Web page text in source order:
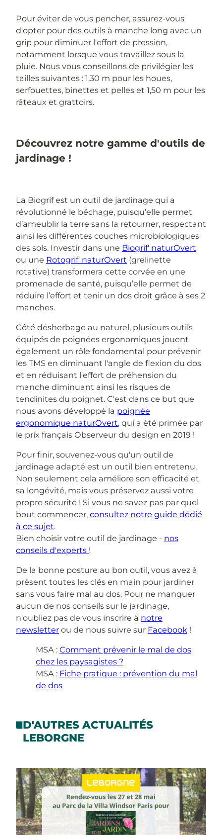
Pour éviter de vous pencher, assurez-vous
d'opter pour des outils à manche long avec un
grip pour diminuer l'effort de pression,
notamment lorsque vous travaillez sous la
pluie. Nous vous conseillons de privilégier les
tailles suivantes : 1,30 m pour les houes,
serfouettes, binettes et pelles et 1,50 m pour les
râteaux et grattoirs.
Découvrez notre gamme d'outils de
jardinage !
La Biogrif est un outil de jardinage qui a
révolutionné le bêchage, puisqu’elle permet
d’ameublir la terre sans la retourner, respectant
ainsi les différentes couches microbiologiques
des sols. Investir dans une Biogrif' naturOvert
ou une Rotogrif' naturOvert (grelinette
rotative) transformera cette corvée en une
promenade de santé, puisqu’elle permet de
réduire l’effort et tenir un dos droit grâce à ses 2
manches.
Côté désherbage au naturel, plusieurs outils
équipés de poignées ergonomiques jouent
également un rôle fondamental pour prévenir
les TMS en diminuant l'angle de flexion du dos
et en réduisant l'effort de préhension du
manche diminuant ainsi les risques de
tendinites du poignet. C'est dans ce but que
nous avons développé la poignée
ergonomique naturOvert, qui a été primée par
le prix français Observeur du design en 2019 !
Pour finir, souvenez-vous qu'un outil de
jardinage adapté est un outil bien entretenu.
Non seulement cela améliore son efficacité et
sa longévité, mais vous préservez aussi votre
propre sécurité ! Si vous ne savez pas par quel
bout commencer, consultez notre guide dédié
à ce sujet.
Bien choisir votre outil de jardinage - nos
conseils d'experts !
De la bonne posture au bon outil, vous avez à
présent toutes les clés en main pour jardiner
sans vous faire mal au dos. Pour ne manquer
aucun de nos conseils sur le jardinage,
n'oubliez pas de vous inscrire à notre
newsletterou de nous suivre sur Facebook!
MSA : Comment prévenir le mal de dos
chez les paysagistes ?
MSA : Fiche pratique : prévention du mal
de dos
D'AUTRES ACTUALITÉS
LEBORGNE